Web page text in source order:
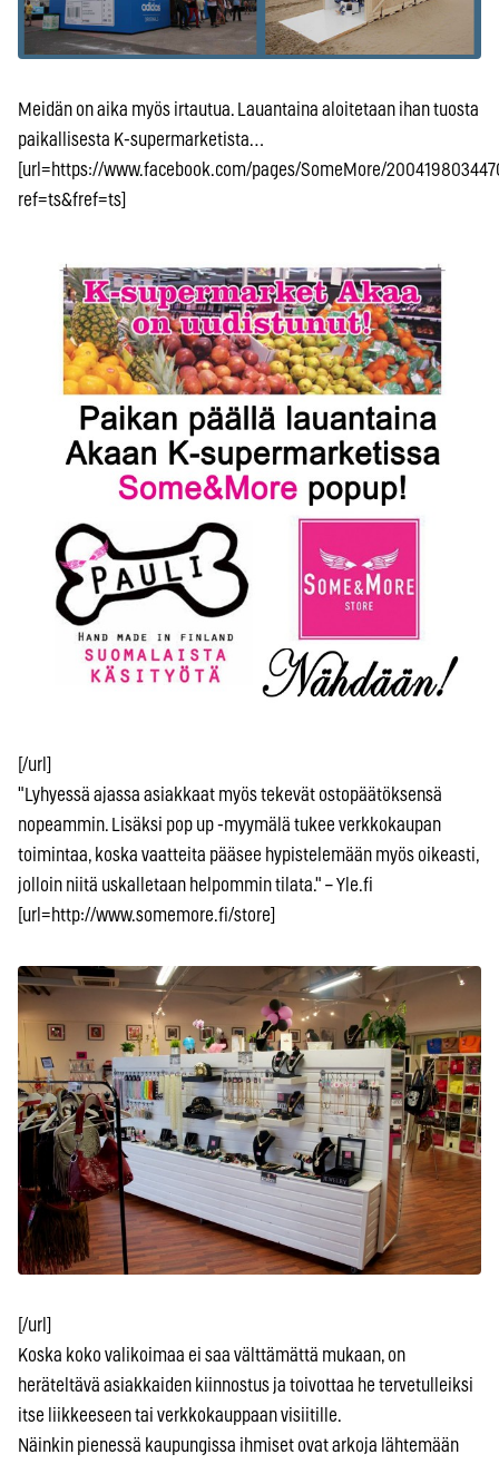
Meidän on aika myös irtautua. Lauantaina aloitetaan ihan tuosta
paikallisesta K-supermarketista…
[url=https://www.facebook.com/pages/SomeMore/
ref=ts&fref=ts]
[/url]
"Lyhyessä ajassa asiakkaat myös tekevät ostopäätöksensä
nopeammin. Lisäksi pop up -myymälä tukee verkkokaupan
toimintaa, koska vaatteita pääsee hypistelemään myös oikeasti,
jolloin niitä uskalletaan helpommin tilata." – Yle.fi
[url=http://www.somemore.fi/store]
[/url]
Koska koko valikoimaa ei saa välttämättä mukaan, on
heräteltävä asiakkaiden kiinnostus ja toivottaa he tervetulleiksi
itse liikkeeseen tai verkkokauppaan visiitille.
Näinkin pienessä kaupungissa ihmiset ovat arkoja lähtemään